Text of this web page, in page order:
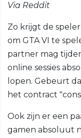
Via Reddit
Zo krijgt de
om GTA VI te
partner mag
online sessies
lopen. Gebeurt
het contract
Ook zijn er een
gamen absoluut